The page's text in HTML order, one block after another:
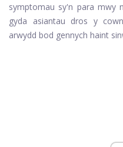
symptomau sy'n para mwy
gyda asiantau dros y
arwydd bod gennych haint